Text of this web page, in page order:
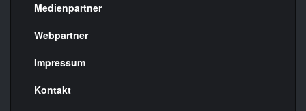
Menülinks
rechte
Seite
Medienpartner
Webpartner
Impressum
Kontakt